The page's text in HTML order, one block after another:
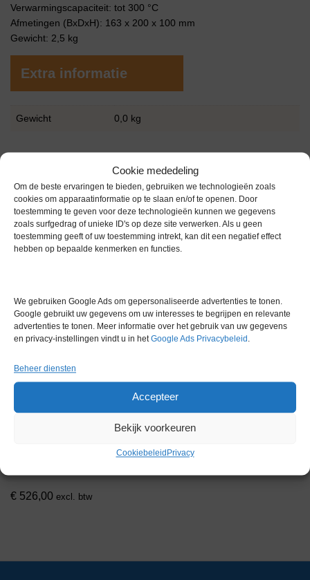
Cookie mededeling
Om de beste ervaringen te bieden, gebruiken we technologieën zoals
cookies om apparaatinformatie op te slaan en/of te openen. Door
toestemming te geven voor deze technologieën kunnen we gegevens
zoals surfgedrag of unieke ID's op deze site verwerken. Als u geen
toestemming geeft of uw toestemming intrekt, kan dit een negatief effect
hebben op bepaalde kenmerken en functies.
We gebruiken Google Ads om gepersonaliseerde advertenties te tonen.
Google gebruikt uw gegevens om uw interesses te begrijpen en relevante
advertenties te tonen. Meer informatie over het gebruik van uw gegevens
en privacy-instellingen vindt u in hetGoogle Ads Privacybeleid .
Beheer diensten
Accepteer
Bekijk voorkeuren
Cookiebeleid Privacy
Verwarmingscapaciteit: tot 300 °C
Afmetingen (BxDxH): 163 x 200 x 100 mm
Gewicht: 2,5 kg
Extra informatie
Gewicht 0,0 kg
Gerelateerde producten
€ 526,00 excl. btw